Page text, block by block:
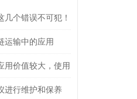
个错误不可犯！
运输中的应用
用价值较大，使用
进行维护和保养